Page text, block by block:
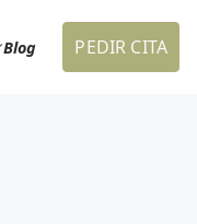
Blog PEDIR CITA